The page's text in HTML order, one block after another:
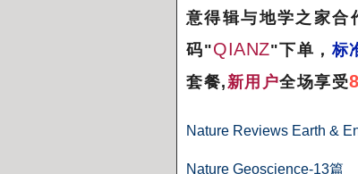
意得辑与地学之家合
码"QIANZ"下单，标
套餐, 新用户全场享受
Nature Reviews Earth &
Nature Geoscience-13篇